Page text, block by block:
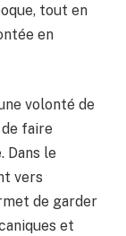
tout en
en
volonté de
faire
Dans le
vers
de garder
et